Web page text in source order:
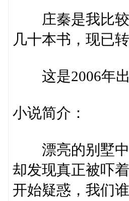
庄秦是我比较
几十本书，现已
这是2006年出
小说简介：
漂亮的别墅中
却发现真正被吓
开始疑惑，我们